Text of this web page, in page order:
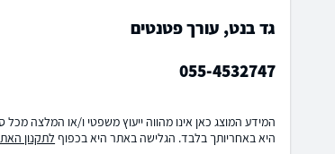
גד בנט, עורך פטנטים
055-4532747
המידע המוצג כאן אינו מהווה ייעוץ משפטי ו/או המלצה
היא באחריותך בלבד. הגלישה באתר היא בכפוף לתקנון